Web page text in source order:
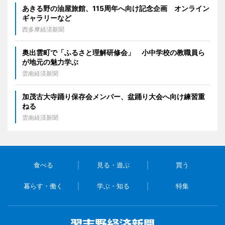
あきる野の油屋旅館、115周年へ向け記念企画 オンライン
ギャラリーなど
西多摩経済新聞
奥出雲町で「ふるさと理解研修会」 小中学校の教職員ら
が地元の魅力学ぶ
雲南経済新聞
加茂古大寺踊り保存会メンバー、盆踊り大会へ向け練習重
ねる
雲南経済新聞
食べる 見る・遊ぶ 買う
暮らす・働く 学ぶ・知る 特集